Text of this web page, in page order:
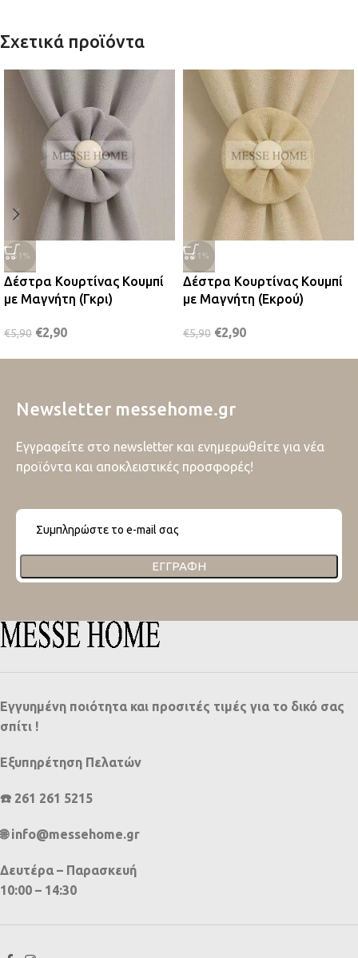
Σχετικά προϊόντα
-51%
Δέστρα Κουρτίνας Κουμπί
με Μαγνήτη (Γκρι)
€5,90 €2,90
-51%
Δέστρα Κουρτίνας Κουμπί
με Μαγνήτη (Εκρού)
€5,90 €2,90
Newsletter messehome.gr
Εγγραφείτε στο newsletter και ενημερωθείτε για νέα
προϊόντα και αποκλειστικές προσφορές!
ΕΓΓΡΑΦΉ
Εγγυημένη ποιότητα και προσιτές τιμές για το δικό σας
σπίτι !
Εξυπηρέτηση Πελατών
☎️ 261 261 5215
🌐 info@messehome.gr
Δευτέρα – Παρασκευή
10:00 – 14:30